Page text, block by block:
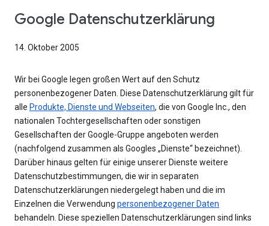
Google Datenschutzerklärung
14. Oktober 2005
Wir bei Google legen großen Wert auf den Schutz
personenbezogener Daten. Diese Datenschutzerklärung gilt für
alle Produkte, Dienste und Webseiten, die von Google Inc., den
nationalen Tochtergesellschaften oder sonstigen
Gesellschaften der Google-Gruppe angeboten werden
(nachfolgend zusammen als Googles „Dienste“ bezeichnet).
Darüber hinaus gelten für einige unserer Dienste weitere
Datenschutzbestimmungen, die wir in separaten
Datenschutzerklärungen niedergelegt haben und die im
Einzelnen die Verwendung personenbezogener Daten
behandeln. Diese speziellen Datenschutzerklärungen sind links